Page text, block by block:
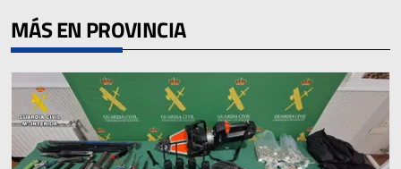
MÁS EN PROVINCIA